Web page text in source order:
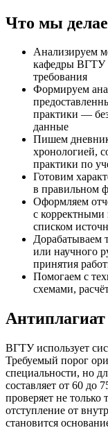
Что мы
Анализируем
кафедры ВГТУ
требования
Формируем
практики —
данные
Пишем
хронологией,
практики по
Готовим
в правильном
Оформляем
с
списком
Дорабатываем
или научного
принятия
Помогаем с
схемами,
ВГТУ использует
Требуемый порог
специальности, но
составляет от 60
проверяет не
отступление от
становится